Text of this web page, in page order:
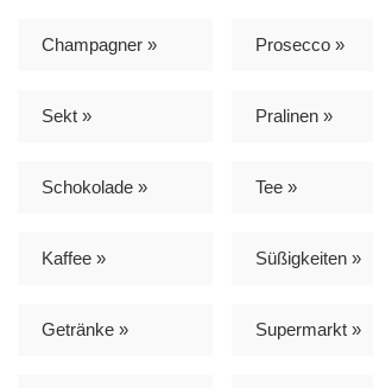
Champagner » Prosecco »
Sekt » Pralinen »
Schokolade » Tee »
Kaffee » Süßigkeiten »
Getränke » Supermarkt »